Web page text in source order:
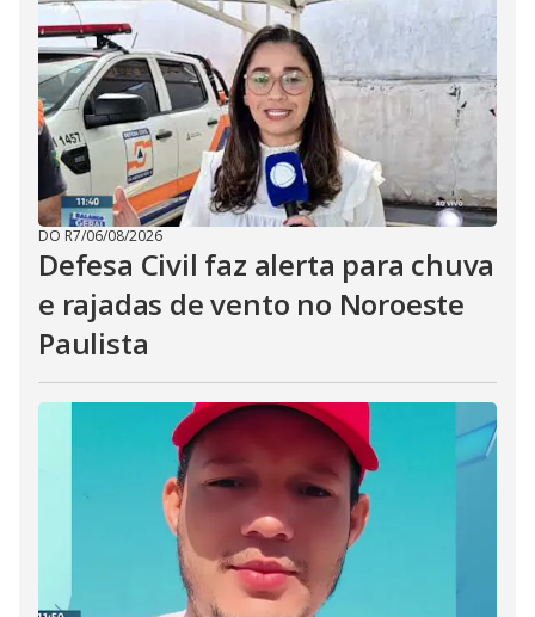
DO R7/06/08/2026
Defesa Civil faz alerta para chuva
e rajadas de vento no Noroeste
Paulista